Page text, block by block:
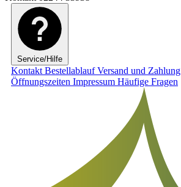
Service/Hilfe
Kontakt BestellablaufVersand und Zahlung
Öffnungszeiten Impressum Häufige Fragen